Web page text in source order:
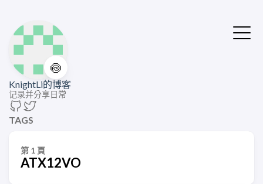
🍥
KnightLi的博客
记录并分享日常
TAGS
第 1 頁
ATX12VO